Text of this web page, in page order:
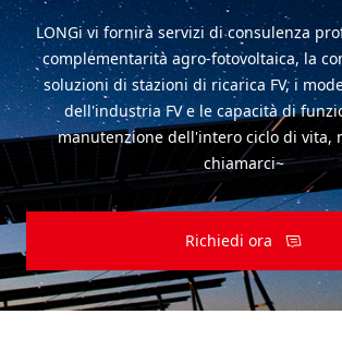
LONGi vi fornirà servizi di consulenza
complementarità agro-fotovoltaica, la
soluzioni di stazioni di ricarica FV, i
dell'industria FV e le capacità di
manutenzione dell'intero ciclo di vita,
chiamarci~
Richiedi ora